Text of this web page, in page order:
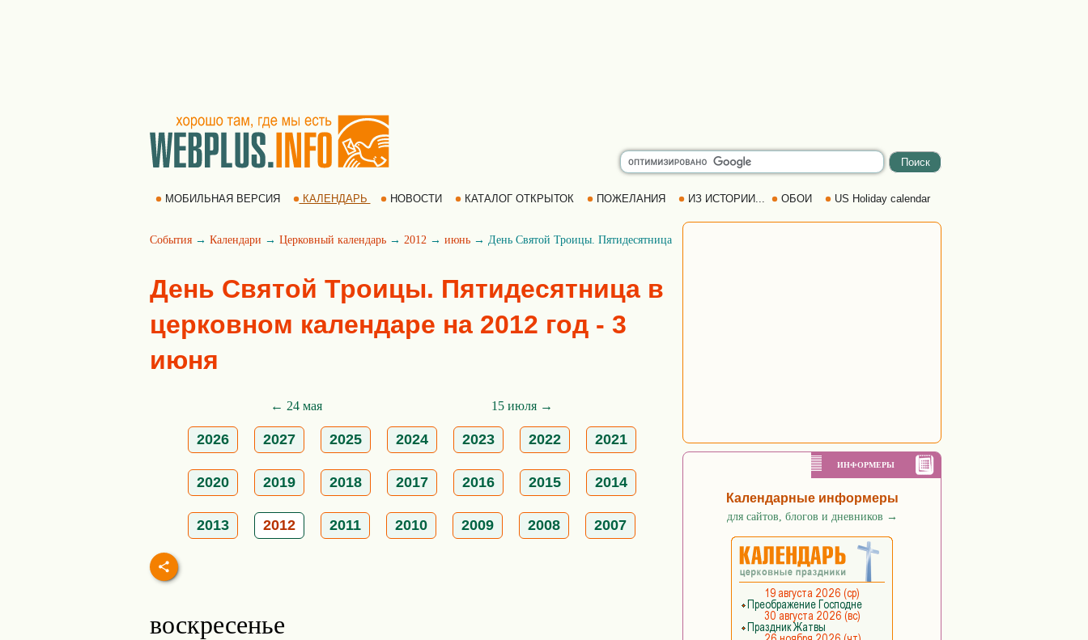
МОБИЛЬНАЯ ВЕРСИЯ КАЛЕНДАРЬ НОВОСТИ КАТАЛОГ ОТКРЫТОК ПОЖЕЛАНИЯ ИЗ ИСТОРИИ... ОБОИ US Holiday calendar
События → Календари → Церковный календарь → 2012 → июнь → День Святой Троицы. Пятидесятница
День Святой Троицы. Пятидесятница в
церковном календаре на 2012 год - 3
июня
← 24 мая 15 июля →
2026 2027 2025 2024 2023 2022 2021
2020 2019 2018 2017 2016 2015 2014
2013 2012 2011 2010 2009 2008 2007
воскресенье
ИНФОРМЕРЫ
Календарные информеры
для сайтов, блогов и дневников →